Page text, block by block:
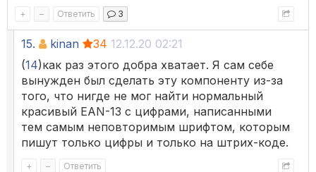
+ – Ответить 3
15. kinan 34 12.12.20 02:21
(14)как раз этого добра хватает. Я сам себе
вынужден был сделать эту компоненту из-за
того, что нигде не мог найти нормальный
красивый EAN-13 с цифрами, написанными
тем самым неповторимым шрифтом, которым
пишут только цифры и только на штрих-коде.
+ – Ответить